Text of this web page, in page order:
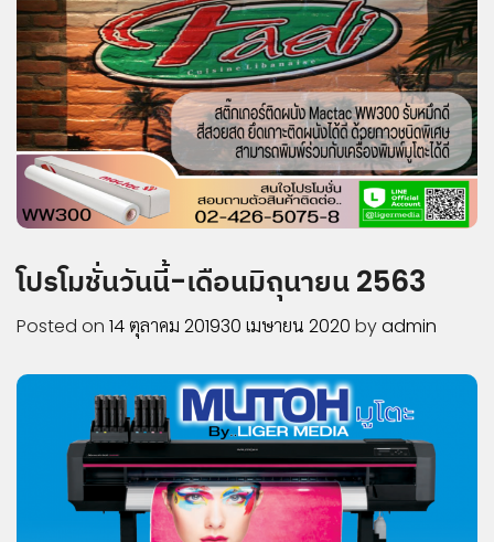
สนับสนุน
ผล
งาน
บริษัท
เกี่ยว
กับ
ประวัติ
ความ
โปร
โปรโมชั่นวันนี้-เดือนมิถุนายน 2563
Posted on 14 ตุลาคม 201930 เมษายน 2020 byadmin